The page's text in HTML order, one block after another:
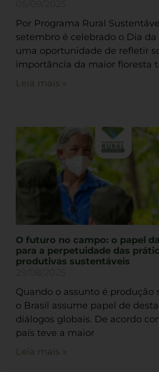
Por Programa Rural
setembro é celebrado o Dia da
uma oportunidade de refletir
importância da maior floresta
Leia mais »
O futuro no campo: o papel
para a perpetuidade das
produtivas sustentáveis
Quando o assunto é produção
o Brasil assume papel de
diálogos globais. De acordo
país teve a maior
Leia mais »